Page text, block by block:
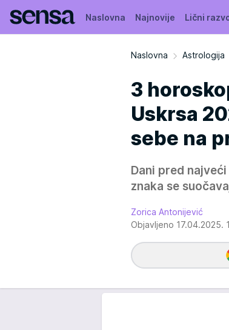
Naslovna Najnovije Lični
Naslovna Astrologija
3
Uskrsa
sebe na
Dani pred
znaka se
Zorica Antonijević
Objavljeno 17.04.2025.